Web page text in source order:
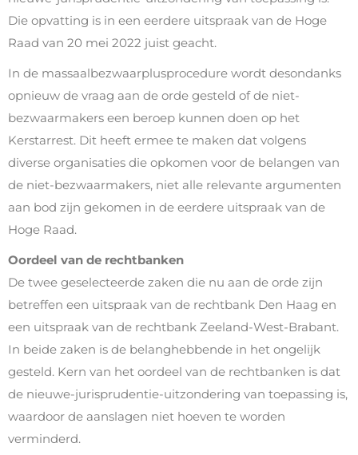
Die opvatting is in een eerdere uitspraak van de Hoge
Raad van 20 mei 2022 juist geacht.
In de massaalbezwaarplusprocedure wordt desondanks
opnieuw de vraag aan de orde gesteld of de niet-
bezwaarmakers een beroep kunnen doen op het
Kerstarrest. Dit heeft ermee te maken dat volgens
diverse organisaties die opkomen voor de belangen van
de niet-bezwaarmakers, niet alle relevante argumenten
aan bod zijn gekomen in de eerdere uitspraak van de
Hoge Raad.
Oordeel van de rechtbanken
De twee geselecteerde zaken die nu aan de orde zijn
betreffen een uitspraak van de rechtbank Den Haag en
een uitspraak van de rechtbank Zeeland-West-Brabant.
In beide zaken is de belanghebbende in het ongelijk
gesteld. Kern van het oordeel van de rechtbanken is dat
de nieuwe-jurisprudentie-uitzondering van toepassing is,
waardoor de aanslagen niet hoeven te worden
verminderd.